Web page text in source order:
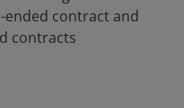
contract and
contracts